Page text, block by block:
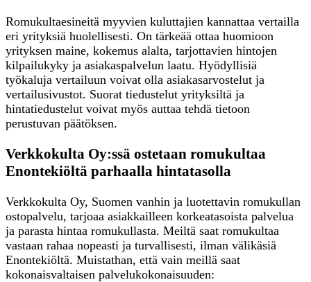
Romukultaesineitä myyvien kuluttajien kannattaa vertailla
eri yrityksiä huolellisesti. On tärkeää ottaa huomioon
yrityksen maine, kokemus alalta, tarjottavien hintojen
kilpailukyky ja asiakaspalvelun laatu. Hyödyllisiä
työkaluja vertailuun voivat olla asiakasarvostelut ja
vertailusivustot. Suorat tiedustelut yrityksiltä ja
hintatiedustelut voivat myös auttaa tehdä tietoon
perustuvan päätöksen.
Verkkokulta Oy:ssä ostetaan romukultaa
Enontekiöltä parhaalla hintatasolla
Verkkokulta Oy, Suomen vanhin ja luotettavin romukullan
ostopalvelu, tarjoaa asiakkailleen korkeatasoista palvelua
ja parasta hintaa romukullasta. Meiltä saat romukultaa
vastaan rahaa nopeasti ja turvallisesti, ilman välikäsiä
Enontekiöltä. Muistathan, että vain meillä saat
kokonaisvaltaisen palvelukokonaisuuden: